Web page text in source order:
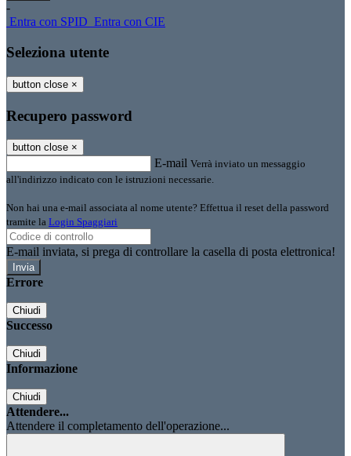
-
Entra con SPID Entra con CIE
Seleziona utente
button close ×
Recupero password
button close ×
E-mail Verrà inviato un messaggio
all'indirizzo indicato con le istruzioni necessarie.
Non hai una e-mail associata al nome utente? Effettua il reset della password
tramite la Login Spaggiari
E-mail inviata, si prega di controllare la casella di posta elettronica!
Errore
Chiudi
Successo
Chiudi
Informazione
Chiudi
Attendere...
Attendere il completamento dell'operazione...